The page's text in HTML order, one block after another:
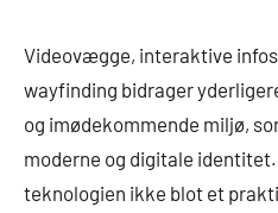
Videovægge, interaktive
wayfinding bidrager
og imødekommende miljø,
moderne og digitale
teknologien ikke blot et